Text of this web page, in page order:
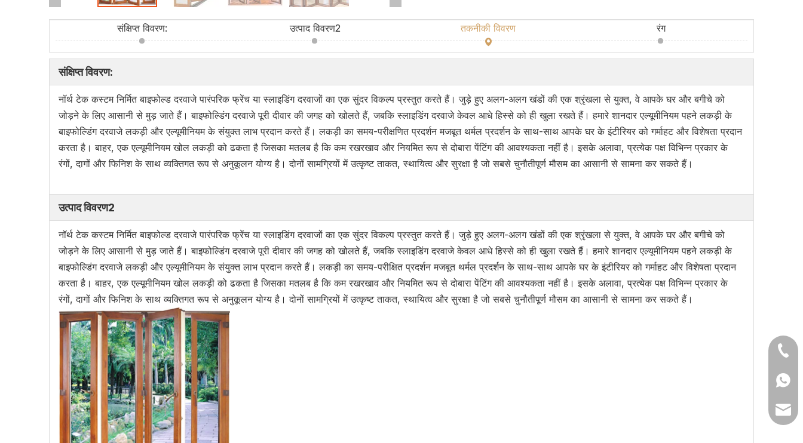
संक्षिप्त विवरण: उत्पाद विवरण2 तकनीकी विवरण रंग
संक्षिप्त विवरण:
नॉर्थ टेक कस्टम निर्मित बाइफोल्ड दरवाजे पारंपरिक फ्रेंच या स्लाइडिंग दरवाजों का एक सुंदर विकल्प प्रस्तुत करते हैं। जुड़े हुए अलग-अलग खंडों की एक श्रृंखला से युक्त, वे आपके घर और बगीचे को
जोड़ने के लिए आसानी से मुड़ जाते हैं। बाइफोल्डिंग दरवाजे पूरी दीवार की जगह को खोलते हैं, जबकि स्लाइडिंग दरवाजे केवल आधे हिस्से को ही खुला रखते हैं। हमारे शानदार एल्यूमीनियम पहने लकड़ी के
बाइफोल्डिंग दरवाजे लकड़ी और एल्यूमीनियम के संयुक्त लाभ प्रदान करते हैं। लकड़ी का समय-परीक्षणित प्रदर्शन मजबूत थर्मल प्रदर्शन के साथ-साथ आपके घर के इंटीरियर को गर्माहट और विशेषता प्रदान
करता है। बाहर, एक एल्यूमीनियम खोल लकड़ी को ढकता है जिसका मतलब है कि कम रखरखाव और नियमित रूप से दोबारा पेंटिंग की आवश्यकता नहीं है। इसके अलावा, प्रत्येक पक्ष विभिन्न प्रकार के
रंगों, दागों और फिनिश के साथ व्यक्तिगत रूप से अनुकूलन योग्य है। दोनों सामग्रियों में उत्कृष्ट ताकत, स्थायित्व और सुरक्षा है जो सबसे चुनौतीपूर्ण मौसम का आसानी से सामना कर सकते हैं।
उत्पाद विवरण2
नॉर्थ टेक कस्टम निर्मित बाइफोल्ड दरवाजे पारंपरिक फ्रेंच या स्लाइडिंग दरवाजों का एक सुंदर विकल्प प्रस्तुत करते हैं। जुड़े हुए अलग-अलग खंडों की एक श्रृंखला से युक्त, वे आपके घर और बगीचे को
जोड़ने के लिए आसानी से मुड़ जाते हैं। बाइफोल्डिंग दरवाजे पूरी दीवार की जगह को खोलते हैं, जबकि स्लाइडिंग दरवाजे केवल आधे हिस्से को ही खुला रखते हैं। हमारे शानदार एल्यूमीनियम पहने लकड़ी के
बाइफोल्डिंग दरवाजे लकड़ी और एल्यूमीनियम के संयुक्त लाभ प्रदान करते हैं। लकड़ी का समय-परीक्षित प्रदर्शन मजबूत थर्मल प्रदर्शन के साथ-साथ आपके घर के इंटीरियर को गर्माहट और विशेषता प्रदान
करता है। बाहर, एक एल्यूमीनियम खोल लकड़ी को ढकता है जिसका मतलब है कि कम रखरखाव और नियमित रूप से दोबारा पेंटिंग की आवश्यकता नहीं है। इसके अलावा, प्रत्येक पक्ष विभिन्न प्रकार के
रंगों, दागों और फिनिश के साथ व्यक्तिगत रूप से अनुकूलन योग्य है। दोनों सामग्रियों में उत्कृष्ट ताकत, स्थायित्व और सुरक्षा है जो सबसे चुनौतीपूर्ण मौसम का आसानी से सामना कर सकते हैं।
+
+86